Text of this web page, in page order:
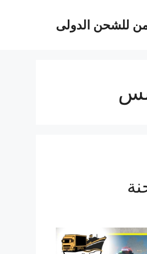
للشحن الدولى